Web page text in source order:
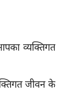
व्यक्तिगत
जीवन के